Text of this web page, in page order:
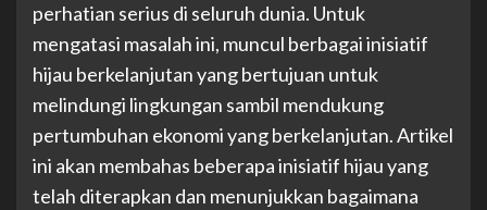
perhatian serius di seluruh dunia. Untuk
mengatasi masalah ini, muncul berbagai inisiatif
hijau berkelanjutan yang bertujuan untuk
melindungi lingkungan sambil mendukung
pertumbuhan ekonomi yang berkelanjutan. Artikel
ini akan membahas beberapa inisiatif hijau yang
telah diterapkan dan menunjukkan bagaimana